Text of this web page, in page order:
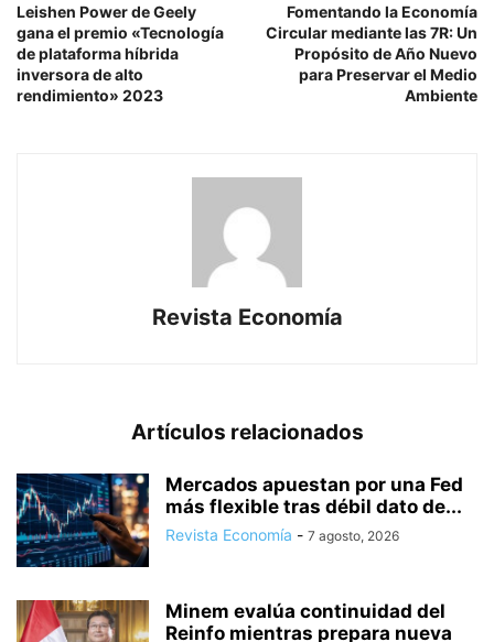
Leishen Power de Geely
gana el premio «Tecnología
de plataforma híbrida
inversora de alto
rendimiento» 2023
Fomentando la Economía
Circular mediante las 7R: Un
Propósito de Año Nuevo
para Preservar el Medio
Ambiente
Revista Economía
Artículos relacionados
Mercados apuestan por una Fed
más flexible tras débil dato de...
Revista Economía - 7 agosto, 2026
Minem evalúa continuidad del
Reinfo mientras prepara nueva